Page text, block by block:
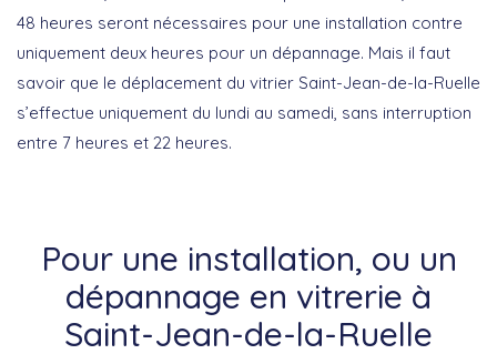
48 heures seront nécessaires pour une installation contre
uniquement deux heures pour un dépannage. Mais il faut
savoir que le déplacement du vitrier Saint-Jean-de-la-Ruelle
s’effectue uniquement du lundi au samedi, sans interruption
entre 7 heures et 22 heures.
Pour une installation, ou un
dépannage en vitrerie à
Saint-Jean-de-la-Ruelle